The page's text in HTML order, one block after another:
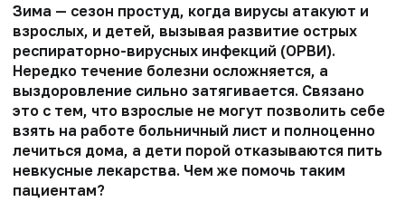
Зима — сезон простуд, когда вирусы атакуют и
взрослых, и детей, вызывая развитие острых
респираторно-вирусных инфекций (ОРВИ).
Нередко течение болезни осложняется, а
выздоровление сильно затягивается. Связано
это с тем, что взрослые не могут позволить себе
взять на работе больничный лист и полноценно
лечиться дома, а дети порой отказываются пить
невкусные лекарства. Чем же помочь таким
пациентам?